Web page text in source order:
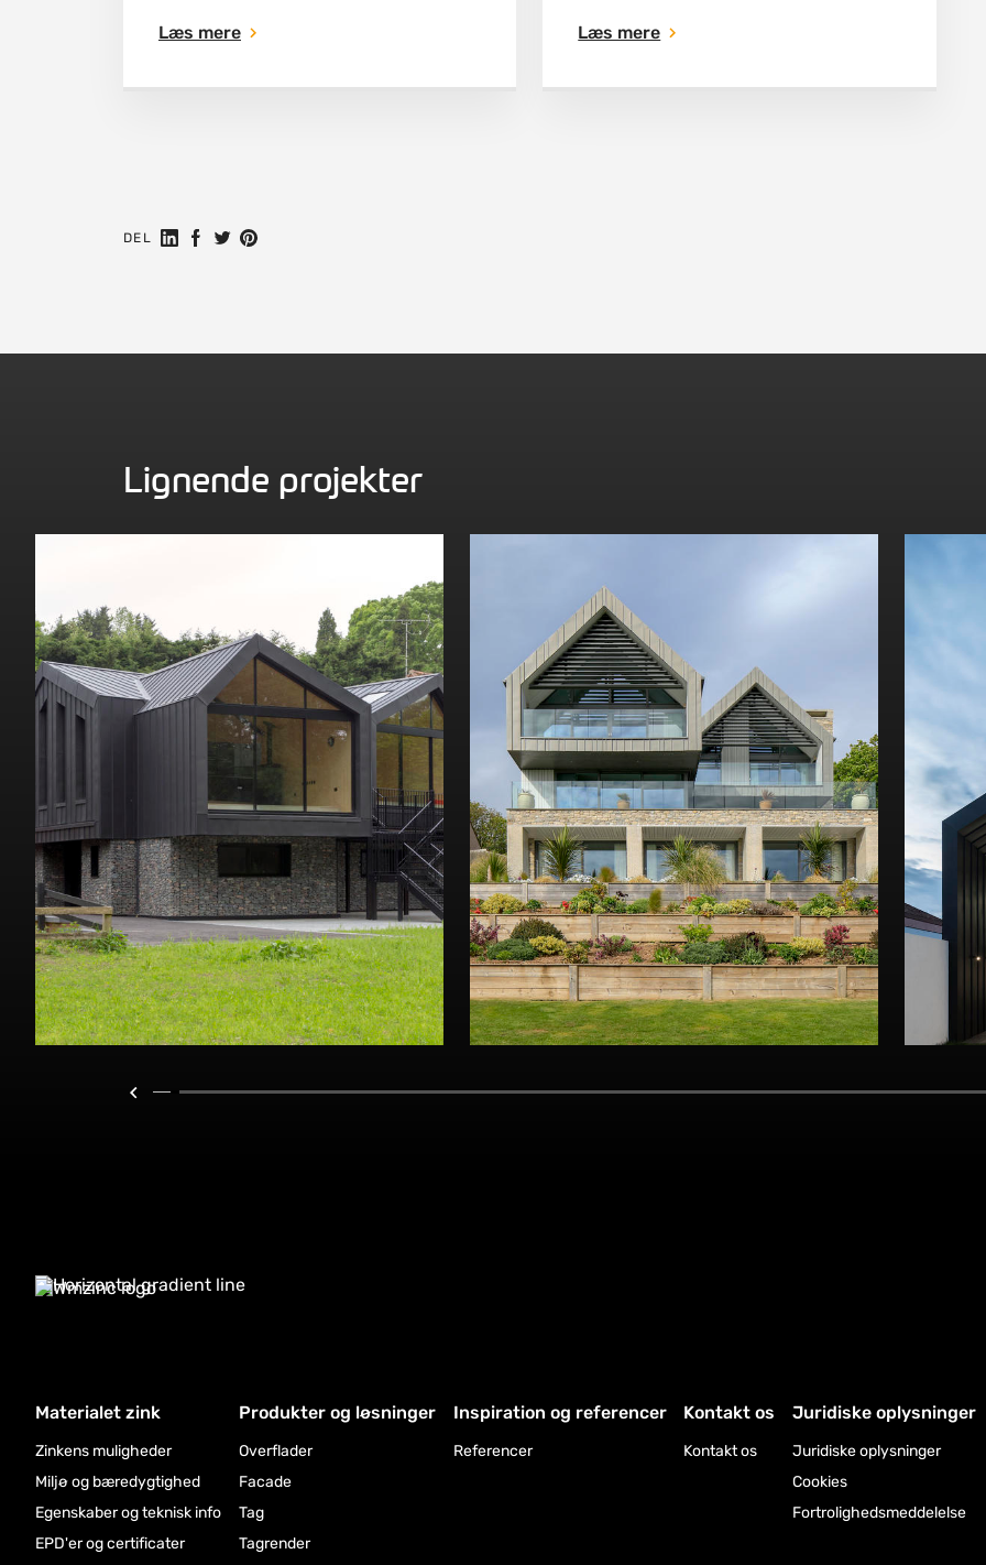
Læs mere Læs mere
DEL Del på Linkedin
Del på Facebook
Share on Twitter
Share on Pinterest
Lignende projekter
Se dette byggeri Se dette byggeri
Materialet zink
Zinkens muligheder
Miljø og bæredygtighed
Egenskaber og teknisk info
EPD'er og certificater
Produkter og løsninger
Overflader
Facade
Tag
Tagrender
Inspiration og referencer
Referencer
Kontakt os
Kontakt os
Juridiske oplysninger
Juridiske oplysninger
Cookies
Fortrolighedsmeddelelse